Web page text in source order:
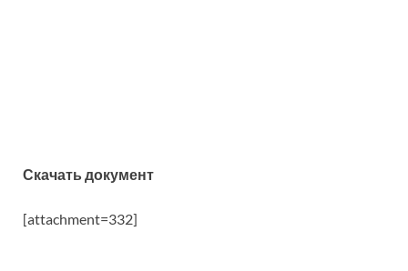
Скачать документ
[attachment=332]